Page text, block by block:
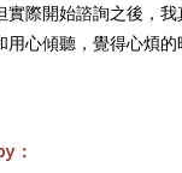
實際開始諮詢之後，
用心傾聽，覺得心煩
：